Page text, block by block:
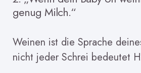
genug Milch.“
Weinen ist die Sprache
nicht jeder Schrei bedeutet